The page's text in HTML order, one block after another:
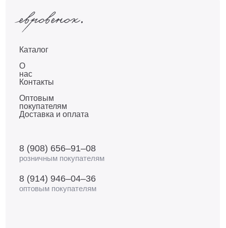
Каталог
О
нас
Контакты
Оптовым
покупателям
Доставка и оплата
8 (908) 656–91–08
розничным покупателям
8 (914) 946–04–36
оптовым покупателям